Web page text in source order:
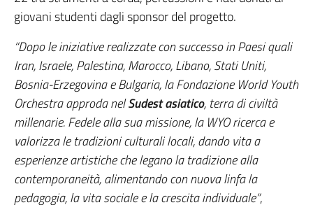
giovani studenti dagli sponsor del progetto.
“Dopo le iniziative realizzate con successo in Paesi quali
Iran, Israele, Palestina, Marocco, Libano, Stati Uniti,
Bosnia-Erzegovina e Bulgaria, la Fondazione World Youth
Orchestra approda nelSudest asiatico, terra di civiltà
millenarie. Fedele alla sua missione, la WYO ricerca e
valorizza le tradizioni culturali locali, dando vita a
esperienze artistiche che legano la tradizione alla
contemporaneità, alimentando con nuova linfa la
pedagogia, la vita sociale e la crescita individuale”,